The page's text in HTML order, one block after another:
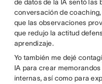
de datos de la IA sentó las
conversación de
que las observaciones
que redujo la actitud
aprendizaje.
Yo también me dejé
IA para crear
internas, así como para